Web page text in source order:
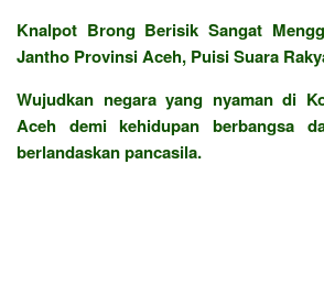
Knalpot Brong Berisik Sangat
Jantho Provinsi Aceh, Puisi Suara
Wujudkan negara yang nyaman di
Aceh demi kehidupan berbangsa
berlandaskan pancasila.